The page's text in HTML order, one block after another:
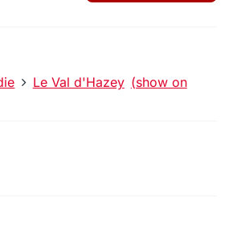
Le Val d'Hazey (show on